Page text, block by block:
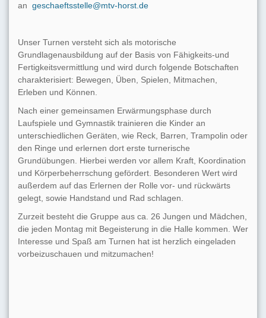
an geschaeftsstelle@mtv-horst.de
Unser Turnen versteht sich als motorische
Grundlagenausbildung auf der Basis von Fähigkeits-und
Fertigkeitsvermittlung und wird durch folgende Botschaften
charakterisiert: Bewegen, Üben, Spielen, Mitmachen,
Erleben und Können.
Nach einer gemeinsamen Erwärmungsphase durch
Laufspiele und Gymnastik trainieren die Kinder an
unterschiedlichen Geräten, wie Reck, Barren, Trampolin oder
den Ringe und erlernen dort erste turnerische
Grundübungen. Hierbei werden vor allem Kraft, Koordination
und Körperbeherrschung gefördert. Besonderen Wert wird
außerdem auf das Erlernen der Rolle vor- und rückwärts
gelegt, sowie Handstand und Rad schlagen.
Zurzeit besteht die Gruppe aus ca. 26 Jungen und Mädchen,
die jeden Montag mit Begeisterung in die Halle kommen. Wer
Interesse und Spaß am Turnen hat ist herzlich eingeladen
vorbeizuschauen und mitzumachen!